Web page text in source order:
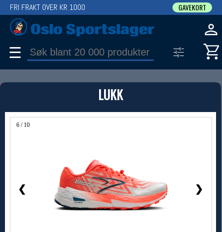
LUKK
6 / 10
❮ ❯
FRI FRAKT OVER KR 1000 GAVEKORT
☰
PRODUKT
Produkter (1)
Bruk filter til å spisse søket